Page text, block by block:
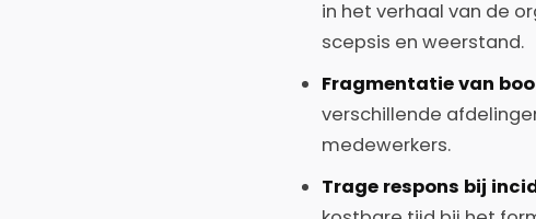
in het verhaal van de
scepsis en weerstand.
Fragmentatie van
verschillende
medewerkers.
Trage respons bij